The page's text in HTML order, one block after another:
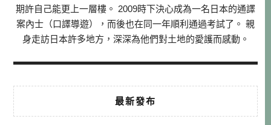
期許自己能更上一層樓。 2009時下決心成為一名日本的通譯
案內士（口譯導遊），而後也在同一年順利通過考試了。 親
身走訪日本許多地方，深深為他們對土地的愛護而感動。
最新發布